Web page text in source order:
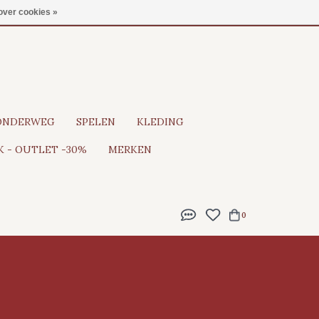
SPELEN KLEDING
- OUTLET -30% MERKEN
0
cookies »